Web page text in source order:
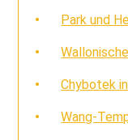
Park und
Chybotek
Wang-